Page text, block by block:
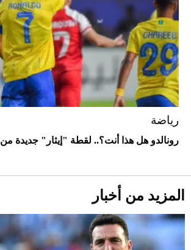
رياضة
رونالدو هل هذا أنت؟.. لقطة "إيثار" جديدة
المزيد من أخبار